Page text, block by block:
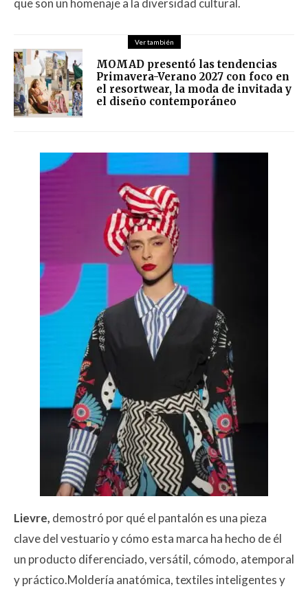
que son un homenaje a la diversidad cultural.
Ver también
MOMAD presentó las tendencias
Primavera-Verano 2027 con foco en
el resortwear, la moda de invitada y
el diseño contemporáneo
Lievre, demostró por qué el pantalón es una pieza
clave del vestuario y cómo esta marca ha hecho de él
un producto diferenciado, versátil, cómodo, atemporal
y práctico.Moldería anatómica, textiles inteligentes y